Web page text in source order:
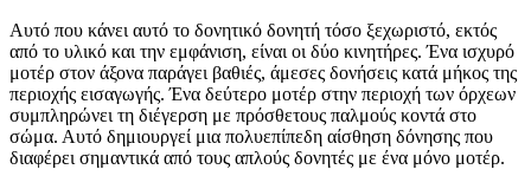
Αυτό που κάνει αυτό το δονητικό δονητή τόσο ξεχωριστό, εκτός
από το υλικό και την εμφάνιση, είναι οι δύο κινητήρες. Ένα ισχυρό
μοτέρ στον άξονα παράγει βαθιές, άμεσες δονήσεις κατά μήκος της
περιοχής εισαγωγής. Ένα δεύτερο μοτέρ στην περιοχή των όρχεων
συμπληρώνει τη διέγερση με πρόσθετους παλμούς κοντά στο
σώμα. Αυτό δημιουργεί μια πολυεπίπεδη αίσθηση δόνησης που
διαφέρει σημαντικά από τους απλούς δονητές με ένα μόνο μοτέρ.